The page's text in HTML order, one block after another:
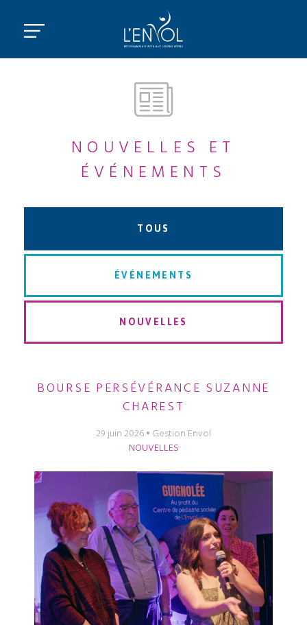
NOUVELLES ET
ÉVÉNEMENTS
TOUS
ÉVÉNEMENTS
NOUVELLES
BOURSE PERSÉVÉRANCE SUZANNE
CHAREST
29 juin 2026
Gestion Envol
NOUVELLES